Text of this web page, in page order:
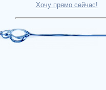
Хочу прямо сейчас!